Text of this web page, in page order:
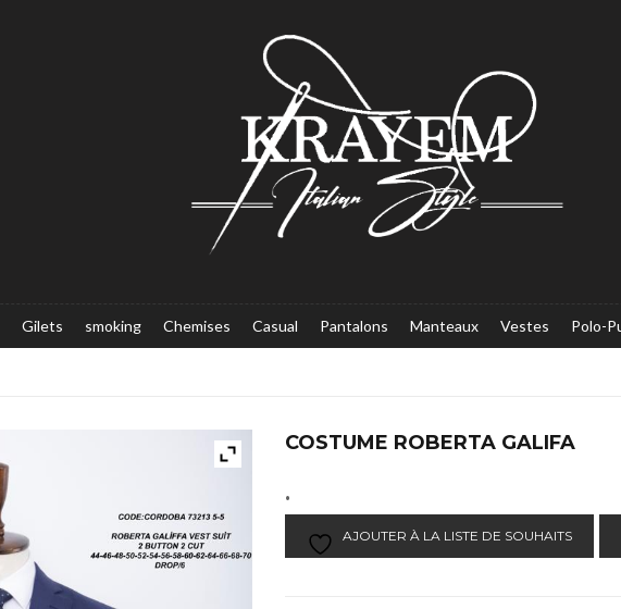
Gilets smoking Chemises Casual Pantalons Manteaux Vestes Polo-
COSTUME ROBERTA GALIFA
.
AJOUTER À LA LISTE DE SOUHAITS